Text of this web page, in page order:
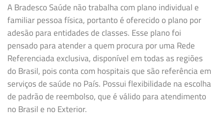
A Bradesco Saúde não trabalha com plano individual e
familiar pessoa física, portanto é oferecido o plano por
adesão para entidades de classes. Esse plano foi
pensado para atender a quem procura por uma Rede
Referenciada exclusiva, disponível em todas as regiões
do Brasil, pois conta com hospitais que são referência em
serviços de saúde no País. Possui flexibilidade na escolha
de padrão de reembolso, que é válido para atendimento
no Brasil e no Exterior.